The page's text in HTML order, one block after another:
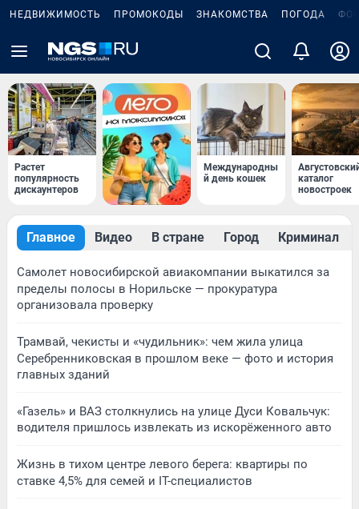
НЕДВИЖИМОСТЬ ПРОМОКОДЫ ЗНАКОМСТВА ПОГОДА
Растет
популярность
дискаунтеров
Международны
й день кошек
каталог
новостроек
Главное Видео В стране Город Криминал
Самолет новосибирской авиакомпании выкатился за
пределы полосы в Норильске — прокуратура
организовала проверку
Трамвай, чекисты и «чудильник»: чем жила улица
Серебренниковская в прошлом веке — фото и история
главных зданий
«Газель» и ВАЗ столкнулись на улице Дуси Ковальчук:
водителя пришлось извлекать из искорёженного авто
Жизнь в тихом центре левого берега: квартиры по
ставке 4,5% для семей и IT-специалистов